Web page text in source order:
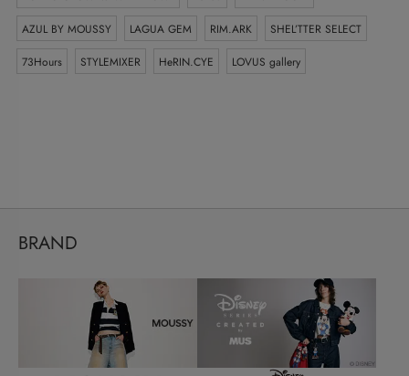
AZUL BY MOUSSY
LAGUA GEM RIM.ARK
SHEL’TTER SELECT
73Hours
STYLEMIXER HeRIN.CYE LOVUS gallery
BRAND